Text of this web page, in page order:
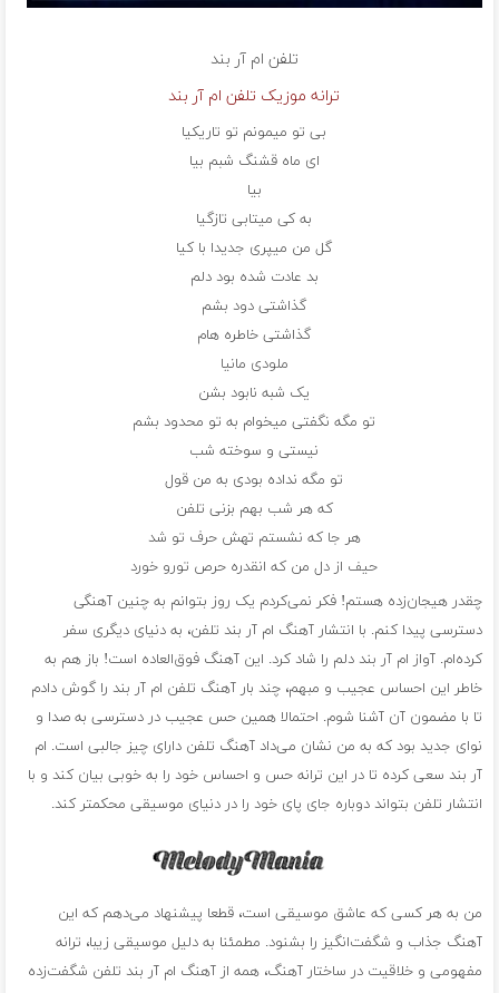
تلفن ام آر بند
ترانه موزیک تلفن ام آر بند
بی تو میمونم تو تاریکیا
ای ماه قشنگ شبم بیا
بیا
به کی میتابی تازگیا
گل من میپری جدیدا با کیا
بد عادت شده بود دلم
گذاشتی دود بشم
گذاشتی خاطره هام
ملودی مانیا
یک شبه نابود بشن
تو مگه نگفتی میخوام به تو محدود بشم
نیستی و سوخته شب
تو مگه نداده بودی به من قول
که هر شب بهم بزنی تلفن
هر جا که نشستم تهش حرف تو شد
حیف از دل من که انقدره حرص تورو خورد
چقدر هیجان‌زده هستم! فکر نمی‌کردم یک روز بتوانم به چنین آهنگی
دسترسی پیدا کنم. با انتشار آهنگ ام آر بند تلفن، به دنیای دیگری سفر
کرده‌ام. آواز ام آر بند دلم را شاد کرد. این آهنگ فوق‌العاده است! باز هم به
خاطر این احساس عجیب و مبهم، چند بار آهنگ تلفن ام آر بند را گوش دادم
تا با مضمون آن آشنا شوم. احتمالا همین حس عجیب در دسترسی به صدا و
نوای جدید بود که به من نشان می‌داد آهنگ تلفن دارای چیز جالبی است. ام
آر بند سعی کرده تا در این ترانه حس و احساس خود را به خوبی بیان کند و با
انتشار تلفن بتواند دوباره جای پای خود را در دنیای موسیقی محکمتر کند.
من به هر کسی که عاشق موسیقی است، قطعا پیشنهاد می‌دهم که این
آهنگ جذاب و شگفت‌انگیز را بشنود. مطمئنا به دلیل موسیقی زیبا، ترانه
مفهومی و خلاقیت در ساختار آهنگ، همه از آهنگ ام آر بند تلفن شگفت‌زده